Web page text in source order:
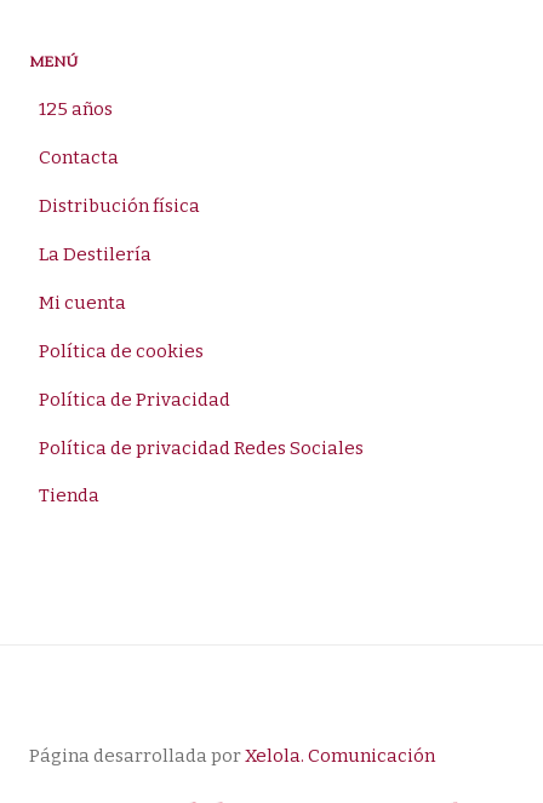
MENÚ
125 años
Contacta
Distribución física
La Destilería
Mi cuenta
Política de cookies
Política de Privacidad
Política de privacidad Redes Sociales
Tienda
Página desarrollada porXelola. Comunicación